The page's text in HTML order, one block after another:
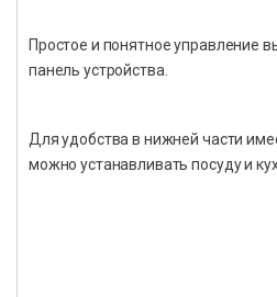
Простое и понятное управление
панель устройства.
Для удобства в нижней части
можно устанавливать посуду и